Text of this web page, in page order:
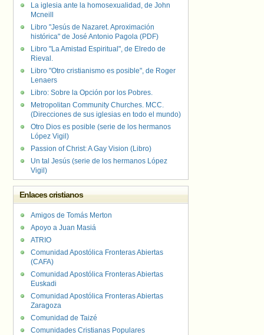
La iglesia ante la homosexualidad, de John
Mcneill
Libro "Jesús de Nazaret. Aproximación
histórica" de José Antonio Pagola (PDF)
Libro "La Amistad Espiritual", de Elredo de
Rieval.
Libro "Otro cristianismo es posible", de Roger
Lenaers
Libro: Sobre la Opción por los Pobres.
Metropolitan Community Churches. MCC.
(Direcciones de sus iglesias en todo el mundo)
Otro Dios es posible (serie de los hermanos
López Vigil)
Passion of Christ: A Gay Vision (Libro)
Un tal Jesús (serie de los hermanos López
Vigil)
Enlaces cristianos
Amigos de Tomás Merton
Apoyo a Juan Masiá
ATRIO
Comunidad Apostólica Fronteras Abiertas
(CAFA)
Comunidad Apostólica Fronteras Abiertas
Euskadi
Comunidad Apostólica Fronteras Abiertas
Zaragoza
Comunidad de Taizé
Comunidades Cristianas Populares